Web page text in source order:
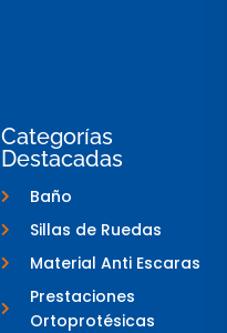
Categorías
Destacadas
Baño
Sillas de Ruedas
Material Anti Escaras
Prestaciones
Ortoprotésicas